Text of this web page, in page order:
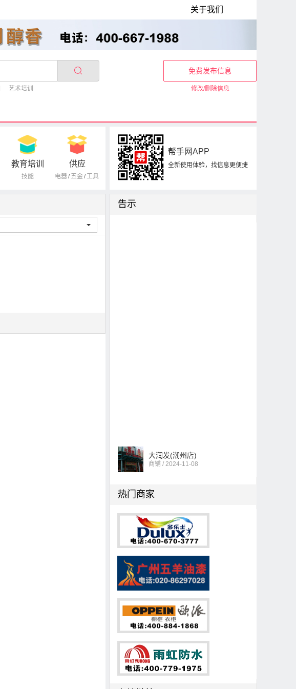
关于我们
艺术培训
免费发布信息
修改/删除信息
教育培训
技能
供应
电器/五金/工具
帮手网APP
全新使用体验，找信息更便捷
告示
大润发(潮州店)
商铺 / 2024-11-08
热门商家